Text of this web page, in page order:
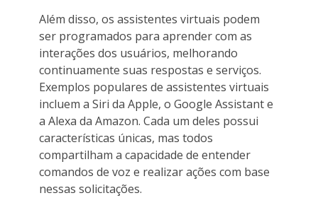
Além disso, os assistentes virtuais podem
ser programados para aprender com as
interações dos usuários, melhorando
continuamente suas respostas e serviços.
Exemplos populares de assistentes virtuais
incluem a Siri da Apple, o Google Assistant e
a Alexa da Amazon. Cada um deles possui
características únicas, mas todos
compartilham a capacidade de entender
comandos de voz e realizar ações com base
nessas solicitações.